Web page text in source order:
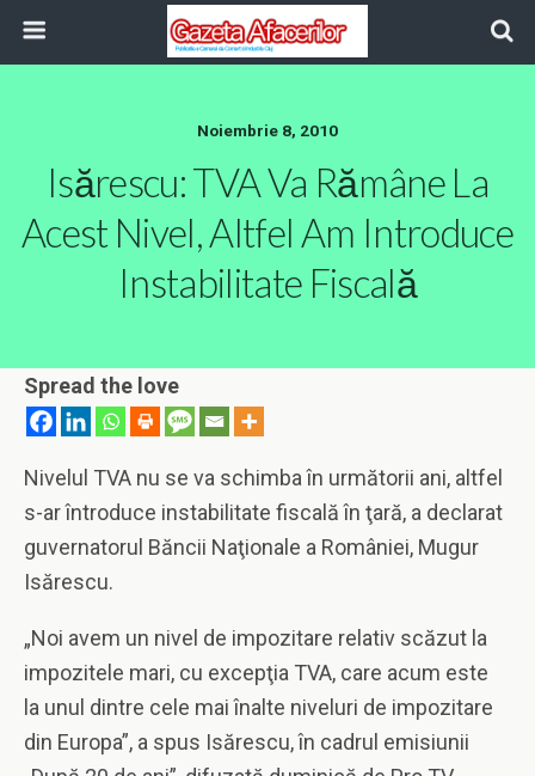
Noiembrie 8, 2010
Isărescu: TVA Va Rămâne La
Acest Nivel, Altfel Am Introduce
Instabilitate Fiscală
Spread the love
Nivelul TVA nu se va schimba în următorii ani, altfel
s-ar întroduce instabilitate fiscală în ţară, a declarat
guvernatorul Băncii Naţionale a României, Mugur
Isărescu.
„Noi avem un nivel de impozitare relativ scăzut la
impozitele mari, cu excepţia TVA, care acum este
la unul dintre cele mai înalte niveluri de impozitare
din Europa”, a spus Isărescu, în cadrul emisiunii